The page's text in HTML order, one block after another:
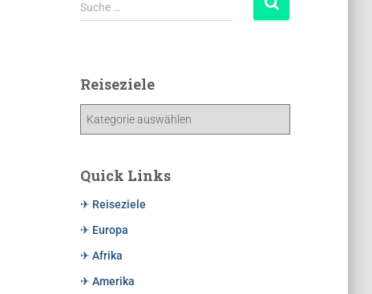
Suche …
Reiseziele
Quick Links
✈ Reiseziele
✈ Europa
✈ Afrika
✈ Amerika